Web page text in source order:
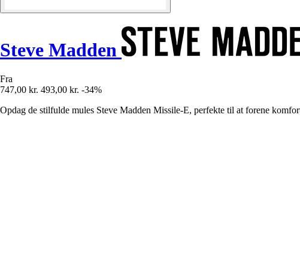
Steve Madden
Fra
747,00 kr. 493,00 kr. -34%
Opdag de stilfulde mules Steve Madden Missile-E, perfekte til at forene